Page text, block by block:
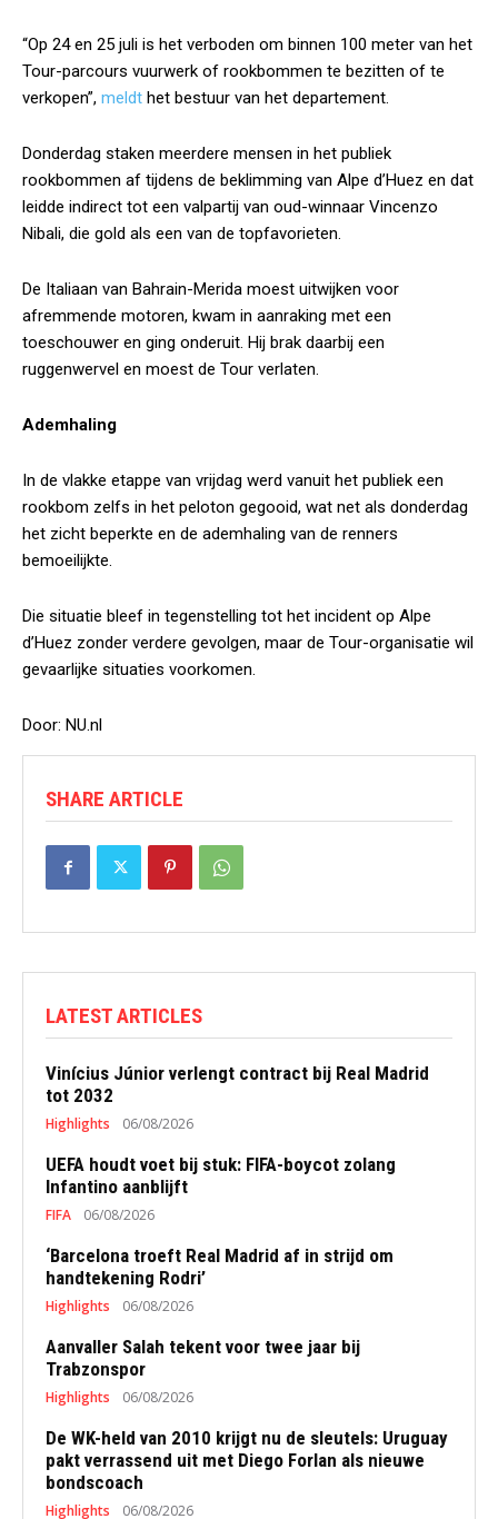
“Op 24 en 25 juli is het verboden om binnen 100 meter van het
Tour-parcours vuurwerk of rookbommen te bezitten of te
verkopen”, meldt het bestuur van het departement.
Donderdag staken meerdere mensen in het publiek
rookbommen af tijdens de beklimming van Alpe d’Huez en dat
leidde indirect tot een valpartij van oud-winnaar Vincenzo
Nibali, die gold als een van de topfavorieten.
De Italiaan van Bahrain-Merida moest uitwijken voor
afremmende motoren, kwam in aanraking met een
toeschouwer en ging onderuit. Hij brak daarbij een
ruggenwervel en moest de Tour verlaten.
Ademhaling
In de vlakke etappe van vrijdag werd vanuit het publiek een
rookbom zelfs in het peloton gegooid, wat net als donderdag
het zicht beperkte en de ademhaling van de renners
bemoeilijkte.
Die situatie bleef in tegenstelling tot het incident op Alpe
d’Huez zonder verdere gevolgen, maar de Tour-organisatie wil
gevaarlijke situaties voorkomen.
Door: NU.nl
SHARE ARTICLE
LATEST ARTICLES
Vinícius Júnior verlengt contract bij Real Madrid
tot 2032
Highlights 06/08/2026
UEFA houdt voet bij stuk: FIFA-boycot zolang
Infantino aanblijft
FIFA 06/08/2026
‘Barcelona troeft Real Madrid af in strijd om
handtekening Rodri’
Highlights 06/08/2026
Aanvaller Salah tekent voor twee jaar bij
Trabzonspor
Highlights 06/08/2026
De WK-held van 2010 krijgt nu de sleutels: Uruguay
pakt verrassend uit met Diego Forlan als nieuwe
bondscoach
Highlights 06/08/2026